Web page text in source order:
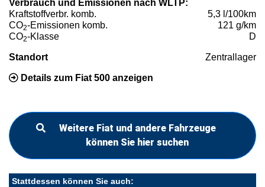
Verbrauch und Emissionen nach WLTP:
Kraftstoffverbr. komb.
5,3 l/100km
CO2-Emissionen komb.
121 g/km
CO2-Klasse D
Standort Zentrallager
Details zum Fiat 500 anzeigen
Weitere Fiat und andere Fahrzeuge
können Sie hier suchen
Stattdessen können Sie auch: